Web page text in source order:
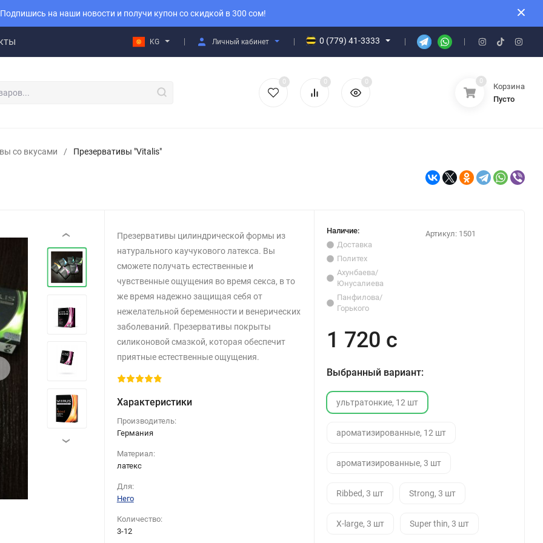
Подпишись на наши новости и получи купон со скидкой в 300 сом!
KG Личный кабинет 0 (779) 41-3333
0 0 0 0
Корзина
Пусто
со вкусами / Презервативы "Vitalis"
‹
›
Презервативы цилиндрической формы из
натурального каучукового латекса. Вы
сможете получать естественные и
чувственные ощущения во время секса, в то
же время надежно защищая себя от
нежелательной беременности и венерических
заболеваний. Презервативы покрыты
силиконовой смазкой, которая обеспечит
приятные естественные ощущения.
Характеристики
Производитель:
Германия
Материал:
латекс
Для:
Него
Количество:
3-12
Наличие:
Доставка
Политех
Ахунбаева/
Юнусалиева
Панфилова/
Горького
Артикул: 1501
1 720 с
Выбранный вариант:
ультратонкие, 12 шт
ароматизированные, 12 шт
ароматизированные, 3 шт
Ribbed, 3 шт Strong, 3 шт
X-large, 3 шт Super thin, 3 шт